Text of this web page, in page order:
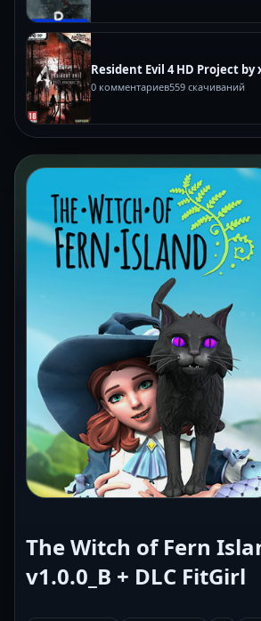
Resident Evil 4 HD Project by
0 комментариев559 скачиваний
The Witch of Fern
v1.0.0_B + DLC FitGirl